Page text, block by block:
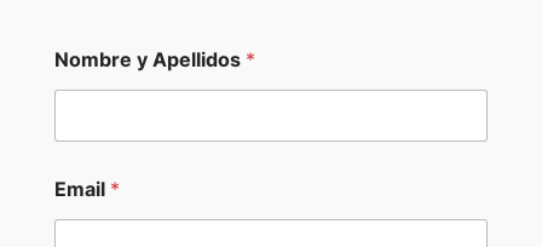
Nombre y Apellidos *
Email *